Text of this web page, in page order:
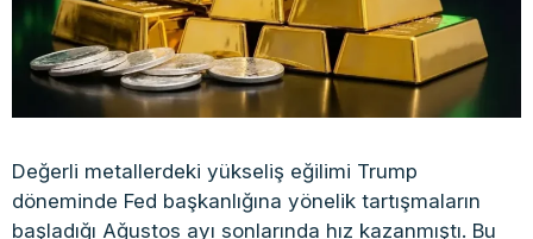
Değerli metallerdeki yükseliş eğilimi Trump
döneminde Fed başkanlığına yönelik tartışmaların
başladığı Ağustos ayı sonlarında hız kazanmıştı. Bu